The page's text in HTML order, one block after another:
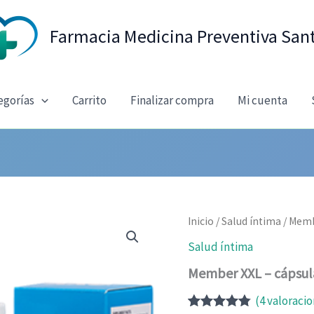
Farmacia Medicina Preventiva
Carrito Finalizar compra Mi cuenta
Inicio /Salud íntima /
Salud íntima
Member XXL –
(4